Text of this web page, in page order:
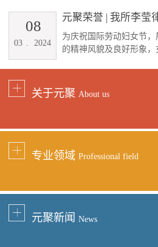
元聚荣誉 | 我所李莹
为庆祝国际劳动妇女节
的精神风貌及良好形象，
03 2024
08
关于元聚 About us
专业领域 Professional field
元聚新闻 News